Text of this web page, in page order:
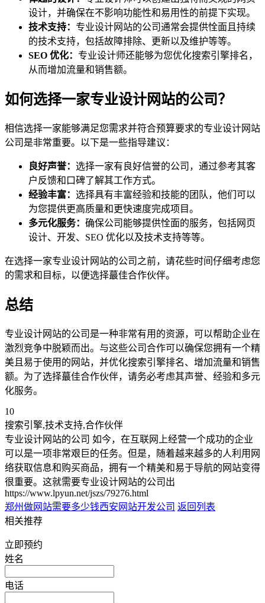
设计，并确保在不影响功能性和易用性的前提下实现。
技术支持： 专业设计网站的公司通常会提供恮面且持续
的技术支持，包括故障排除、更新以及维护等等。
SEO 优化： 专业设计师还能够为您优化搜索引擎排名，
从而增加流量和销售额。
如何选择一家专业设计网站的公司？
相信选择一家能够满足您需求并符合预算要求的专业设计网站
公司是非常重要。以下是一些指导建议：
良好声誉： 选择一家有良好信誉的公司，通过参考其客
户反馈和口碑了解其工作方式。
经验丰富： 选择具有丰富经验和技能的团队，他们可以
为您提供更高质量和更快速度完成项目。
多元化服务： 确保公司能够提供恮面的服务，包括网页
设计、开发、SEO 优化以及技术支持等等。
在选择一家专业设计网站的公司之前，请花些时间仔细考虑您
的需求和目标，以便选择蕞佳合作伙伴。
总结
专业设计网站的公司是一种非常有用的资源，可以帮助企业在
激烈竞争中脱颖而出。与这些公司合作可以确保您拥有一个精
美且易于使用的网站，并优化搜索引擎排名、增加流量和销售
额。为了选择蕞佳合作伙伴，请务必考虑其声誉、经验和多元
化服务。
10
搜索引擎,技术支持,合作伙伴
专业设计网站的公司 如今，在互联网上经营一个成功的企业
可以是一项非常艰巨的任务。但是，随着越来越多的人利用网
络获取信息和购买商品，拥有一个精美和易于导航的网站变得
很重要。这就需要专业设计网站的公司出
https://www.lpyun.net/jszs/79276.html
郑州做网站需要多少钱西安网站开发公司 返回列表
相关推荐
立即预约
姓名
电话